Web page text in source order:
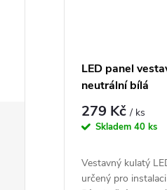
LED panel
neutrální bílá
279 Kč/ ks
Skladem 40 ks
Vestavný kulatý
určený pro